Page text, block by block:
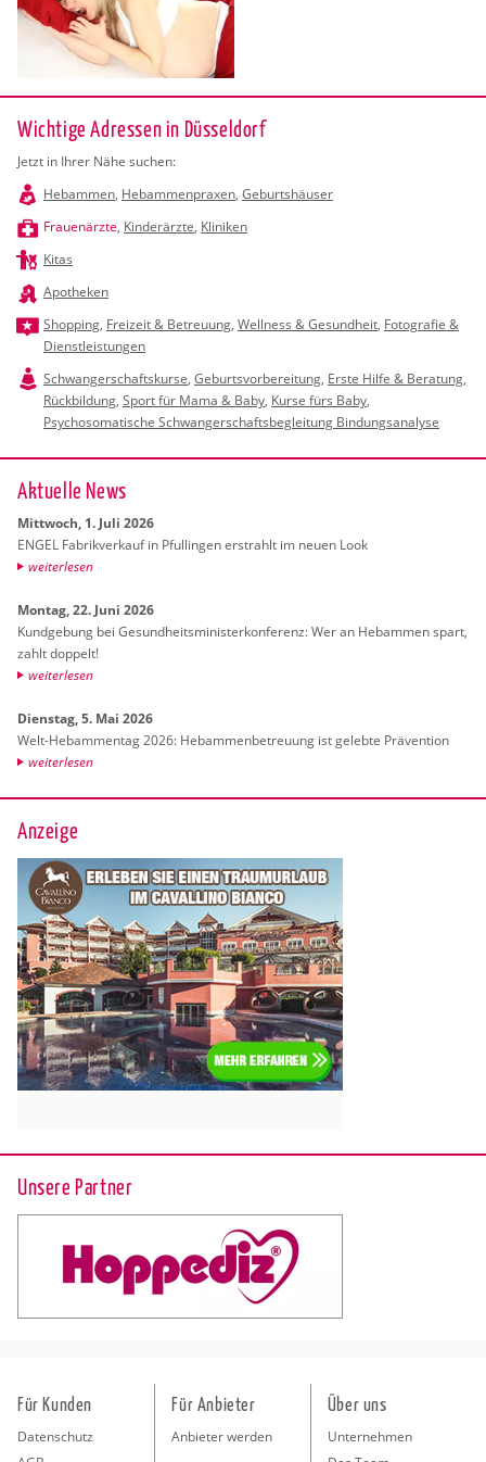
Wichtige Adressen in Düsseldorf
Jetzt in Ihrer Nähe suchen:
Hebammen, Hebammenpraxen, Geburtshäuser
Frauenärzte, Kinderärzte, Kliniken
Kitas
Apotheken
Shopping, Freizeit & Betreuung, Wellness & Gesundheit, Fotografie &
Dienstleistungen
Schwangerschaftskurse, Geburtsvorbereitung, Erste Hilfe & Beratung,
Rückbildung, Sport für Mama & Baby, Kurse fürs Baby,
Psychosomatische Schwangerschaftsbegleitung Bindungsanalyse
Ak­tu­el­le News
Mitt­woch, 1. Juli 2026
ENGEL Fa­brik­ver­kauf in Pful­lin­gen er­strahlt im neuen Look
wei­ter­le­sen
Mon­tag, 22. Juni 2026
Kund­ge­bung bei Ge­sund­heits­mi­nis­ter­kon­fe­renz: Wer an Heb­am­men spart,
zahlt dop­pelt!
wei­ter­le­sen
Diens­tag, 5. Mai 2026
Welt-Heb­am­men­tag 2026: Heb­am­men­be­treu­ung ist ge­leb­te Prä­ven­ti­on
wei­ter­le­sen
Anzeige
Unsere Partner
Für Kunden
Datenschutz
Für Anbieter
Anbieter werden
Über uns
Unternehmen